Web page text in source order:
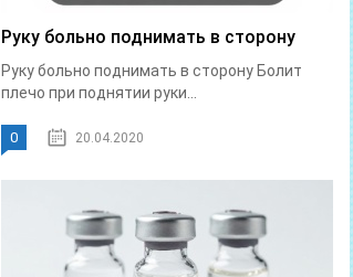
Руку больно поднимать в сторону
Руку больно поднимать в сторону Болит
плечо при поднятии руки...
0 20.04.2020